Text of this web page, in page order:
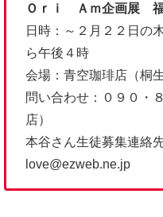
Ｏｒｉ Ａｍ企画展 福
日時：～２月２２日
ら午後４時
会場：青空珈琲店（桐
問い合わせ：０９０・
店）
本谷さん生徒募集連絡
love@ezweb.ne.jp